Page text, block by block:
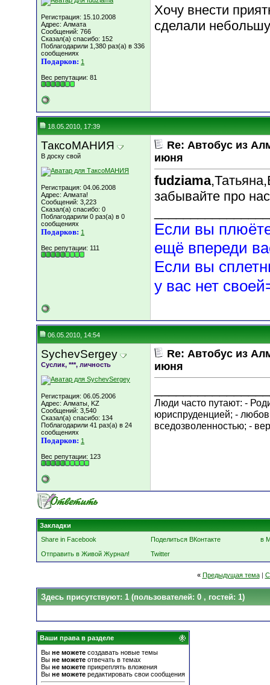
Регистрация: 15.10.2008
Адрес: Алмата
Сообщений: 766
Сказал(а) спасибо: 152
Поблагодарили 1,380 раз(а) в 336
сообщениях
Подарков: 1
Вес репутации: 81
Хочу внести
сделали
18.05.2010, 17:39
ТаксоМАНИЯ
В доску свой
Регистрация: 04.06.2008
Адрес: Алмата!
Сообщений: 3,223
Сказал(а) спасибо: 0
Поблагодарили 0 раз(а) в 0
сообщениях
Подарков: 1
Вес репутации: 111
Re: Автобус из
июня
fudziama
забывайте про
Если вы
ещё впереди
Если вы
у вас нет
06.05.2010, 14:54
SychevSergey
Суслик, ***, личность
Регистрация: 06.05.2006
Адрес: Алматы, KZ
Сообщений: 3,540
Сказал(а) спасибо: 134
Поблагодарили 41 раз(а) в 24
сообщениях
Подарков: 1
Вес репутации: 123
Re: Автобус из
июня
Люди часто путают: -
юриспруденцией; -
вседозволенностью; -
Закладки
Share in Facebook
Поделиться ВКонтакте
в
Отправить в Живой Журнал!
Twitter
« Предыдущая тема|
Здесь присутствуют: 1 (пользователей: 0 , гостей: 1)
Ваши права в разделе
Вы не можете создавать новые темы
Вы не можете отвечать в темах
Вы не можете прикреплять вложения
Вы не можете редактировать свои сообщения